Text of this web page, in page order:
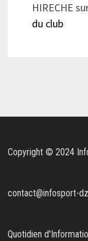
HIRECHE
du club
Copyright © 2024
contact@infosport-
Quotidien